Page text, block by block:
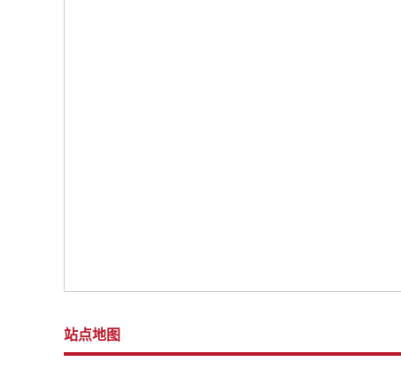
站点地图